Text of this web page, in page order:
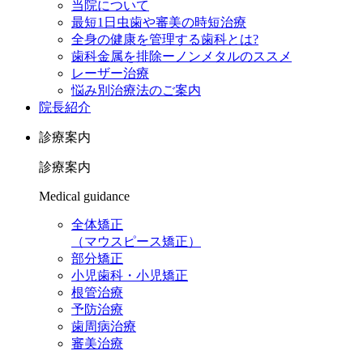
当院について
最短1日虫歯や審美の時短治療
全身の健康を管理する歯科とは?
歯科金属を排除ーノンメタルのススメ
レーザー治療
悩み別治療法のご案内
院長紹介
診療案内
診療案内
Medical guidance
全体矯正
（マウスピース矯正）
部分矯正
小児歯科・小児矯正
根管治療
予防治療
歯周病治療
審美治療